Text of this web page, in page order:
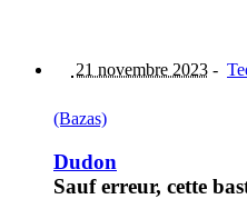
21 novembre 2023 -
(Bazas)
Dudon
Sauf erreur, cette